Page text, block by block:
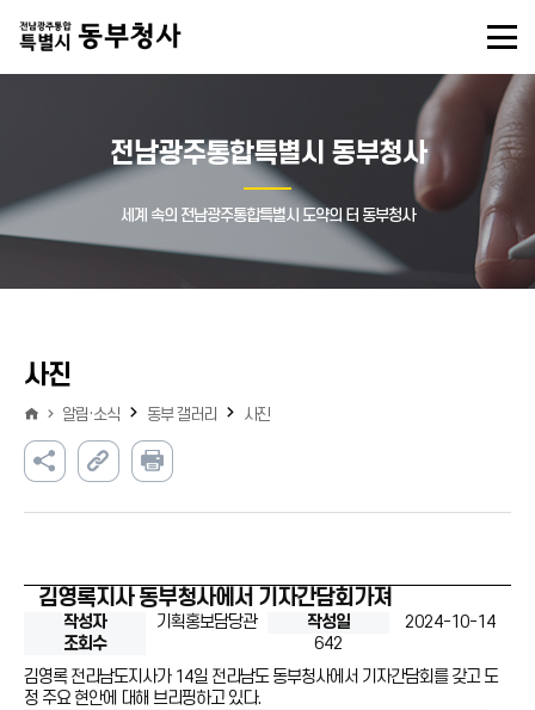
전남광주통합특별시 동부청사
세계 속의 전남광주통합특별시 도약의 터 동부청사
사진
알림·소식 동부 갤러리 사진
김영록지사 동부청사에서 기자간담회가져
작성자 기획홍보담당관 작성일
2024-10-14
조회수
642
김영록 전라남도지사가 14일 전라남도 동부청사에서 기자간담회를 갖고 도
정 주요 현안에 대해 브리핑하고 있다.